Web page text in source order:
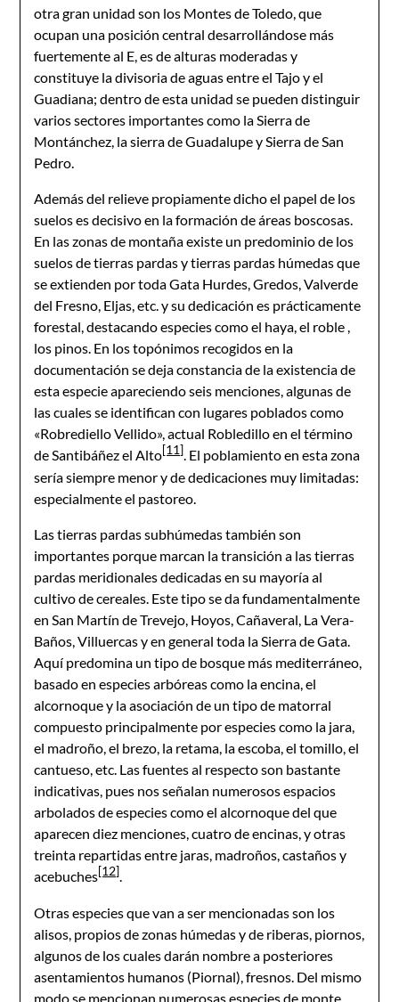
otra gran unidad son los Montes de Toledo, que
ocupan una posición central desarrollándose más
fuertemente al E, es de alturas moderadas y
constituye la divisoria de aguas entre el Tajo y el
Guadiana; dentro de esta unidad se pueden distinguir
varios sectores importantes como la Sierra de
Montánchez, la sierra de Guadalupe y Sierra de San
Pedro.
Además del relieve propiamente dicho el papel de los
suelos es decisivo en la formación de áreas boscosas.
En las zonas de montaña existe un predominio de los
suelos de tierras pardas y tierras pardas húmedas que
se extienden por toda Gata Hurdes, Gredos, Valverde
del Fresno, Eljas, etc. y su dedicación es prácticamente
forestal, destacando especies como el haya, el roble ,
los pinos. En los topónimos recogidos en la
documentación se deja constancia de la existencia de
esta especie apareciendo seis menciones, algunas de
las cuales se identifican con lugares poblados como
«Robrediello Vellido», actual Robledillo en el término
de Santibáñez el Alto[11]. El poblamiento en esta zona
sería siempre menor y de dedicaciones muy limitadas:
especialmente el pastoreo.
Las tierras pardas subhúmedas también son
importantes porque marcan la transición a las tierras
pardas meridionales dedicadas en su mayoría al
cultivo de cereales. Este tipo se da fundamentalmente
en San Martín de Trevejo, Hoyos, Cañaveral, La Vera-
Baños, Villuercas y en general toda la Sierra de Gata.
Aquí predomina un tipo de bosque más mediterráneo,
basado en especies arbóreas como la encina, el
alcornoque y la asociación de un tipo de matorral
compuesto principalmente por especies como la jara,
el madroño, el brezo, la retama, la escoba, el tomillo, el
cantueso, etc. Las fuentes al respecto son bastante
indicativas, pues nos señalan numerosos espacios
arbolados de especies como el alcornoque del que
aparecen diez menciones, cuatro de encinas, y otras
treinta repartidas entre jaras, madroños, castaños y
acebuches[12].
Otras especies que van a ser mencionadas son los
alisos, propios de zonas húmedas y de riberas, piornos,
algunos de los cuales darán nombre a posteriores
asentamientos humanos (Piornal), fresnos. Del mismo
modo se mencionan numerosas especies de monte